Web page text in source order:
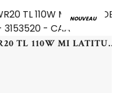
NOUVEAU
MICHELIN - 315/35 WR20 TL 110W MI LATITUDE SPORT 3 XL - 3153520 - CAA